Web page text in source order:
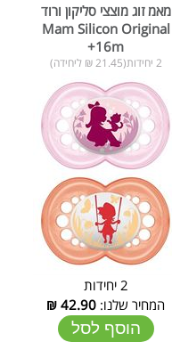
מאמ זוג מוצצי סליקון ורוד
Mam Silicon Original
+16m
2 יחידות(21.45 ₪ ליחידה)
2 יחידות
המחיר שלנו: 42.90
₪
הוסף לסל